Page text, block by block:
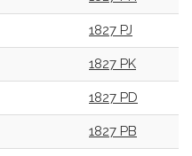
1827 PJ
1827 PK
1827 PD
1827 PB